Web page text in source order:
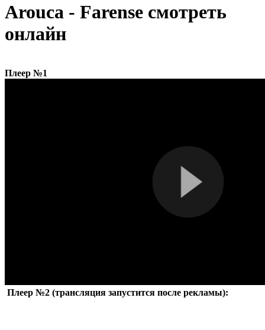
Arouca - Farense смотреть
онлайн
Плеер №1
Плеер №2 (трансляция запустится после рекламы):